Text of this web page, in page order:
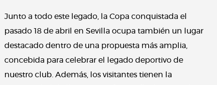
Junto a todo este legado, la Copa conquistada el
pasado 18 de abril en Sevilla ocupa también un lugar
destacado dentro de una propuesta más amplia,
concebida para celebrar el legado deportivo de
nuestro club. Además, los visitantes tienen la